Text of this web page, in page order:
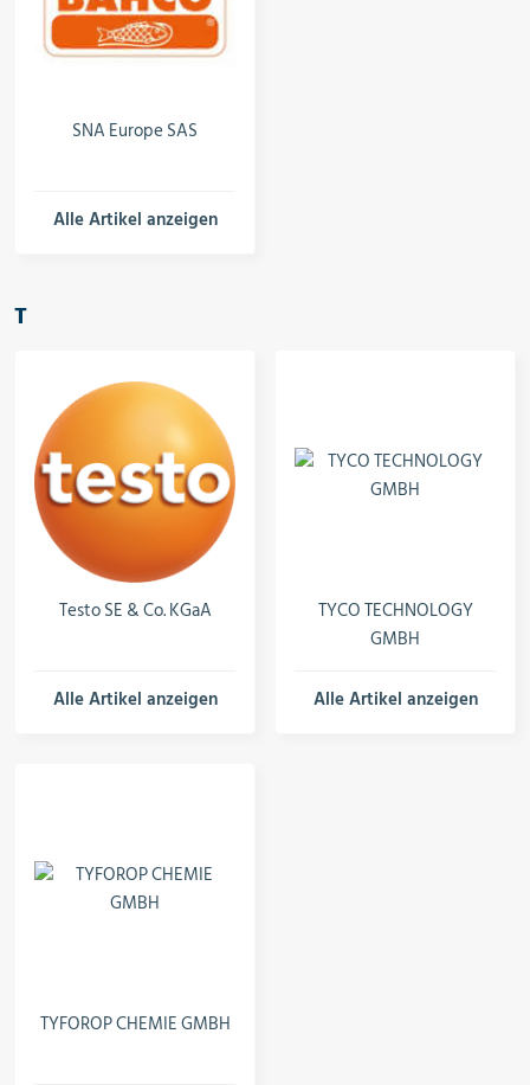
SNA Europe SAS
Alle Artikel anzeigen
T
Testo SE & Co. KGaA
Alle Artikel anzeigen
TYCO TECHNOLOGY
GMBH
Alle Artikel anzeigen
TYFOROP CHEMIE GMBH